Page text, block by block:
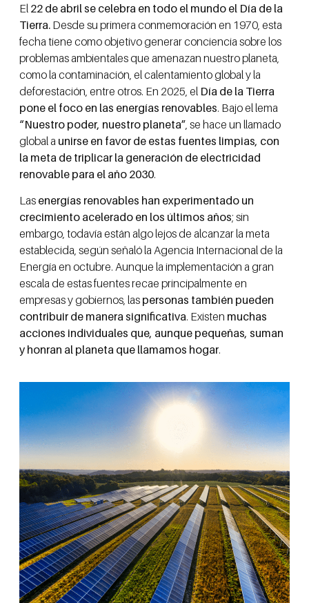
El 22 de abril se celebra en todo el mundo el Día de la
Tierra. Desde su primera conmemoración en 1970, esta
fecha tiene como objetivo generar conciencia sobre los
problemas ambientales que amenazan nuestro planeta,
como la contaminación, el calentamiento global y la
deforestación, entre otros. En 2025, el Día de la Tierra
pone el foco en las energías renovables. Bajo el lema
“Nuestro poder, nuestro planeta” , se hace un llamado
global a unirse en favor de estas fuentes limpias, con
la meta de triplicar la generación de electricidad
renovable para el año 2030.
Las energías renovables han experimentado un
crecimiento acelerado en los últimos años; sin
embargo, todavía están algo lejos de alcanzar la meta
establecida, según señaló la Agencia Internacional de la
Energía en octubre. Aunque la implementación a gran
escala de estas fuentes recae principalmente en
empresas y gobiernos, las personas también pueden
contribuir de manera significativa. Existen muchas
acciones individuales que, aunque pequeñas, suman
y honran al planeta que llamamos hogar.